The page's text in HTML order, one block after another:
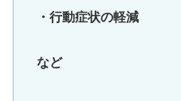
・行動症状の軽減
など